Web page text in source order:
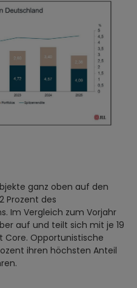
ganz oben auf den
Prozent des
Im Vergleich zum Vorjahr
auf und teilt sich mit je 19
Core. Opportunistische
ihren höchsten Anteil